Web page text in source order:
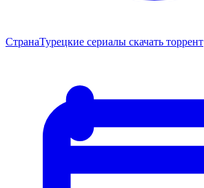
СтранаТурецкие сериалы скачать торрент